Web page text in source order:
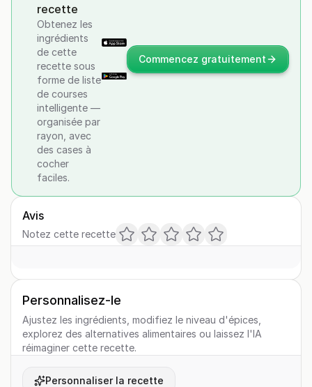
recette
Obtenez les
ingrédients
de cette
recette sous
forme de liste
de courses
intelligente —
organisée par
rayon, avec
des cases à
cocher
faciles.
Commencez gratuitement
Avis
Notez cette recette
Personnalisez-le
Ajustez les ingrédients, modifiez le niveau d'épices,
explorez des alternatives alimentaires ou laissez l'IA
réimaginer cette recette.
Personnaliser la recette